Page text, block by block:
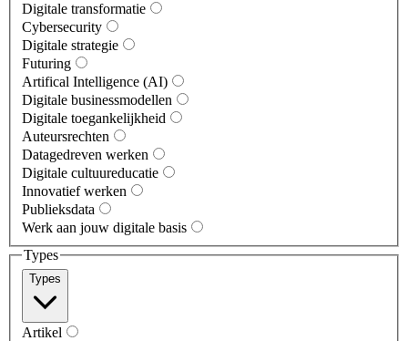
Digitale transformatie
Cybersecurity
Digitale strategie
Futuring
Artifical Intelligence (AI)
Digitale businessmodellen
Digitale toegankelijkheid
Auteursrechten
Datagedreven werken
Digitale cultuureducatie
Innovatief werken
Publieksdata
Werk aan jouw digitale basis
Types
Types
Artikel